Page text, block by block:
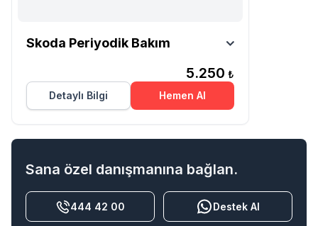
Otomotiv
Skoda Periyodik Bakım
5.250 ₺
Detaylı Bilgi
Hemen Al
Sana özel danışmanına bağlan.
444 42 00 Destek Al